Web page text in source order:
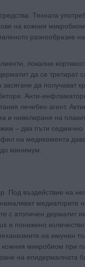
Тяхната
на кожния
разнообразие
локални
да се третират
да получават
Анти-
лечебен агент.
и нивелиране на
– два пъти седмично
на медикамента
минимум.
Под въздействие на
медиаторите
с атопичен дерматит
и понижено
на имунен
микробиом при
на епидермалната